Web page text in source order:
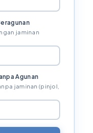
jaminan
Agunan
jaminan (pinjol,